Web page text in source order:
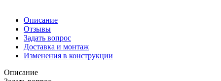
Описание
Отзывы
Задать вопрос
Доставка и монтаж
Изменения в конструкции
Описание